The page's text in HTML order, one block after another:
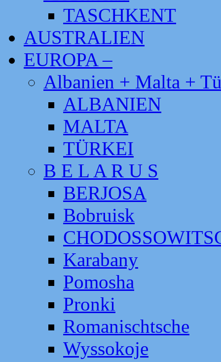
TASCHKENT
AUSTRALIEN
EUROPA –
Albanien + Malta +
ALBANIEN
MALTA
TÜRKEI
B E L A R U S
BERJOSA
Bobruisk
Karabany
Pomosha
Pronki
Romanischtsche
Wyssokoje